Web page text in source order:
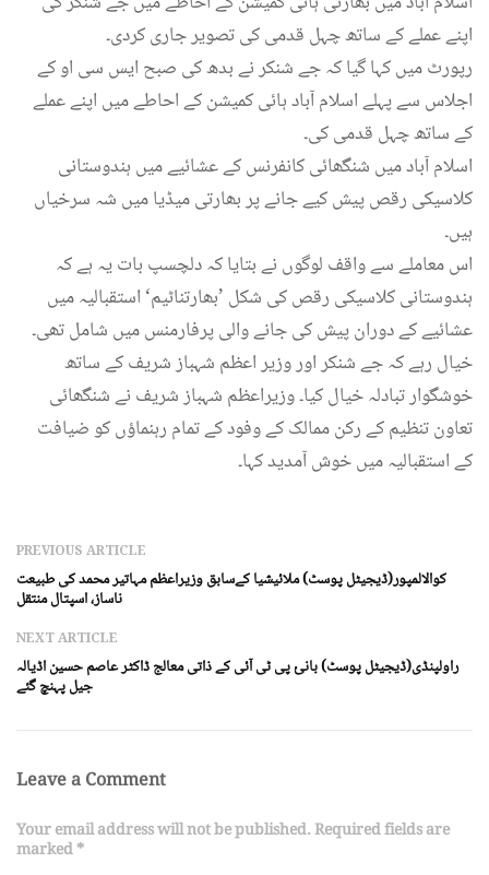
اپنے عملے کے ساتھ چہل قدمی کی تصویر جاری کردی۔
رپورٹ میں کہا گیا کہ جے شنکر نے بدھ کی صبح ایس سی او کے
اجلاس سے پہلے اسلام آباد ہائی کمیشن کے احاطے میں اپنے عملے
کے ساتھ چہل قدمی کی۔
اسلام آباد میں شنگھائی کانفرنس کے عشائیے میں ہندوستانی
کلاسیکی رقص پیش کیے جانے پر بھارتی میڈیا میں شہ سرخیاں
ہیں۔
اس معاملے سے واقف لوگوں نے بتایا کہ دلچسپ بات یہ ہے کہ
ہندوستانی کلاسیکی رقص کی شکل ’بھارتناٹیم‘ استقبالیہ میں
عشائیے کے دوران پیش کی جانے والی پرفارمنس میں شامل تھی۔
خیال رہے کہ جے شنکر اور وزیر اعظم شہباز شریف کے ساتھ
خوشگوار تبادلہ خیال کیا۔ وزیراعظم شہباز شریف نے شنگھائی
تعاون تنظیم کے رکن ممالک کے وفود کے تمام رہنماؤں کو ضیافت
کے استقبالیہ میں خوش آمدید کہا۔
PREVIOUS ARTICLE
کوالالمپور(ڈیجیٹل پوسٹ) ملائیشیا کےسابق وزیراعظم مہاتیر محمد کی طبیعت
ناساز، اسپتال منتقل
NEXT ARTICLE
راولپنڈی(ڈیجیٹل پوسٹ) بانیٔ پی ٹی آئی کے ذاتی معالج ڈاکٹر عاصم حسین اڈیالہ
جیل پہنچ گئے
Leave a Comment
Your email address will not be published. Required fields are
marked *